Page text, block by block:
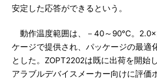
安定した応答ができるという。
動作温度範囲は、－40～90℃。
ケージで提供され、パッケージの最適
とした。ZOPT2202は既に出荷を開始
アラブルデバイスメーカー向けに評価